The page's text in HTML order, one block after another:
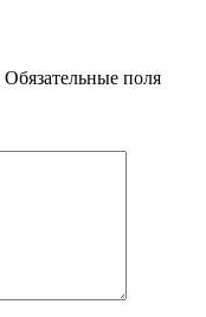
Обязательные поля